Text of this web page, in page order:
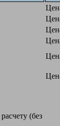
(без